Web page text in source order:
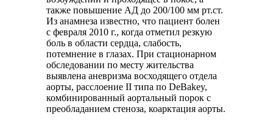
также повышение АД до 200/100 мм рт.ст.
Из анамнеза известно, что пациент болен
с февраля 2010 г., когда отметил резкую
боль в области сердца, слабость,
потемнение в глазах. При стационарном
обследовании по месту жительства
выявлена аневризма восходящего отдела
аорты, расслоение II типа по DeBakey,
комбинированный аортальный порок с
преобладанием стеноза, коарктация аорты.